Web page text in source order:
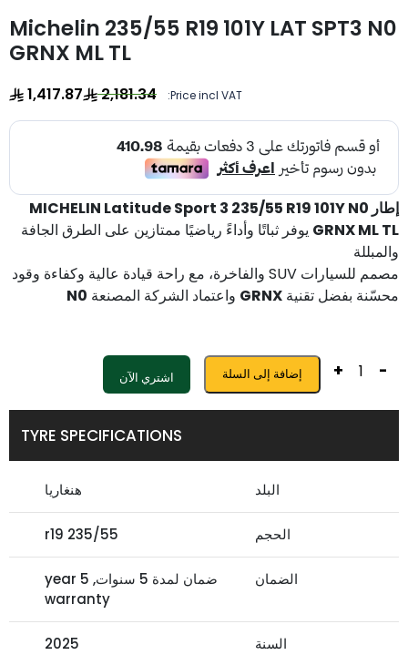
Michelin 235/55 R19 101Y LAT SPT3 N0
GRNX ML TL
Price incl VAT:
2,181.34
1,417.87
إطار MICHELIN Latitude Sport 3 235/55 R19 101Y N0
GRNX ML TL يوفر ثباتًا وأداءً رياضيًا ممتازين على الطرق الجافة
والمبللة
مصمم للسيارات SUV والفاخرة، مع راحة قيادة عالية وكفاءة وقود
محسّنة بفضل تقنية GRNX واعتماد الشركة المصنعة N0
-
+ إضافة إلى السلة اشتري الآن
TYRE SPECIFICATIONS
البلد هنغاريا
الحجم 235/55 r19
الضمان
ضمان لمدة 5 سنوات, 5 year
warranty
السنة 2025